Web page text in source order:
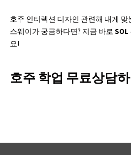
호주 인터렉션 디자인 관련해 내게 맞
스웨이가 궁금하다면? 지금 바로 SOL
요!
호주 학업 무료상담